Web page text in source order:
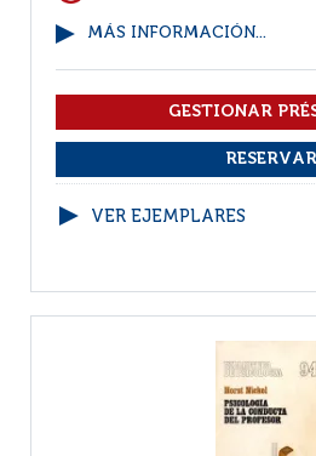
MÁS INFORMACIÓN...
VER EJEMPLARES